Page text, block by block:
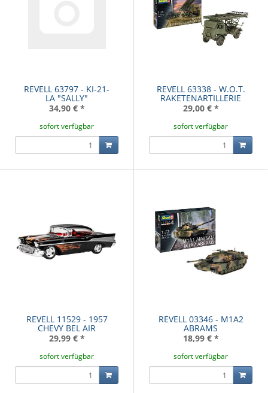
REVELL 63797 - KI-21-
LA "SALLY"
34,90 € *
sofort verfügbar
REVELL 63338 - W.O.T.
RAKETENARTILLERIE
29,00 € *
sofort verfügbar
REVELL 11529 - 1957
CHEVY BEL AIR
29,99 € *
sofort verfügbar
REVELL 03346 - M1A2
ABRAMS
18,99 € *
sofort verfügbar